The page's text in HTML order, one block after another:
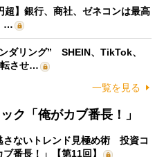
超】銀行、商社、ゼネコンは最高
…
ダリング” SHEIN、TikTok、
させ…
一覧を見る
ク「俺がカブ番長！」
さないトレンド見極め術 投資コ
番長！」【第11回】